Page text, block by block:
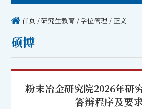
硕博
首页 /研究生教育 /学位管理 / 正文
粉末冶金研究院2026年研
答辩程序及要